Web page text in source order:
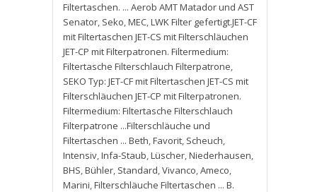
Filtertaschen. ... Aerob AMT Matador und AST
Senator, Seko,MEC,LWK Filter gefertigt.JET-CF
mit Filtertaschen JET-CS mit Filterschläuchen
JET-CP mit Filterpatronen. Filtermedium:
Filtertasche Filterschlauch Filterpatrone,
SEKO Typ: JET-CF mit Filtertaschen JET-CS mit
Filterschläuchen JET-CP mit Filterpatronen.
Filtermedium: Filtertasche Filterschlauch
Filterpatrone ...Filterschläuche und
Filtertaschen ... Beth,Favorit, Scheuch,
Intensiv,Infa-Staub,Lüscher,Niederhausen,
BHS,Bühler, Standard,Vivanco,Ameco,
Marini,Filterschläuche Filtertaschen ... B.